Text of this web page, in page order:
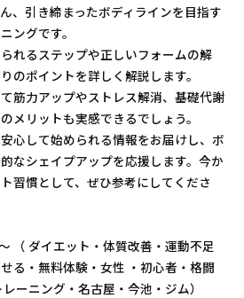
、引き締まったボディラインを目指す
ングです。
れるステップや正しいフォームの解
のポイントを詳しく解説します。
筋力アップやストレス解消、基礎代謝
メリットも実感できるでしょう。
心して始められる情報をお届けし、ボ
なシェイプアップを応援します。今か
習慣として、ぜひ参考にしてくださ
（ ダイエット・体質改善・運動不足
る・無料体験・女性 ・初心者・格闘
ーニング・名古屋・今池・ジム）